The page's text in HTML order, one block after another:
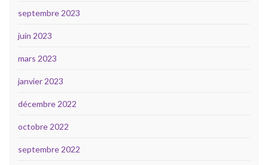
septembre 2023
juin 2023
mars 2023
janvier 2023
décembre 2022
octobre 2022
septembre 2022